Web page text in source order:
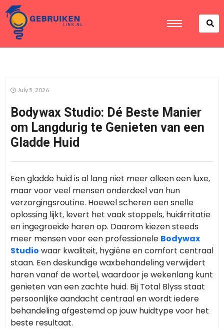
July 5, 2026
Bodywax Studio: Dé Beste Manier
om Langdurig te Genieten van een
Gladde Huid
Een gladde huid is al lang niet meer alleen een luxe,
maar voor veel mensen onderdeel van hun
verzorgingsroutine. Hoewel scheren een snelle
oplossing lijkt, levert het vaak stoppels, huidirritatie
en ingegroeide haren op. Daarom kiezen steeds
meer mensen voor een professionele Bodywax
Studio waar kwaliteit, hygiëne en comfort centraal
staan. Een deskundige waxbehandeling verwijdert
haren vanaf de wortel, waardoor je wekenlang kunt
genieten van een zachte huid. Bij Total Blyss staat
persoonlijke aandacht centraal en wordt iedere
behandeling afgestemd op jouw huidtype voor het
beste resultaat.